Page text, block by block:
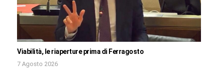
Viabilità, le riaperture prima di Ferragosto
7 Agosto 2026